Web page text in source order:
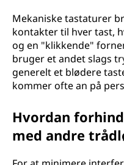
Mekaniske tastaturer
kontakter til hver tast,
og en "klikkende"
bruger et andet slags
generelt et blødere
kommer ofte an på
Hvordan
med andre